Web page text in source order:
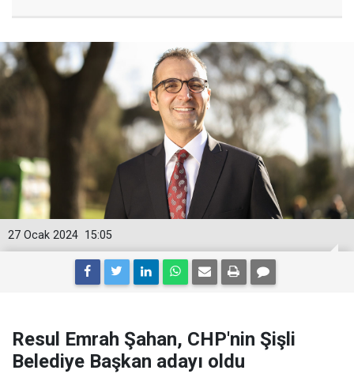
15:05
27 Ocak 2024
Resul Emrah Şahan, CHP'nin Şişli
Belediye Başkan adayı oldu